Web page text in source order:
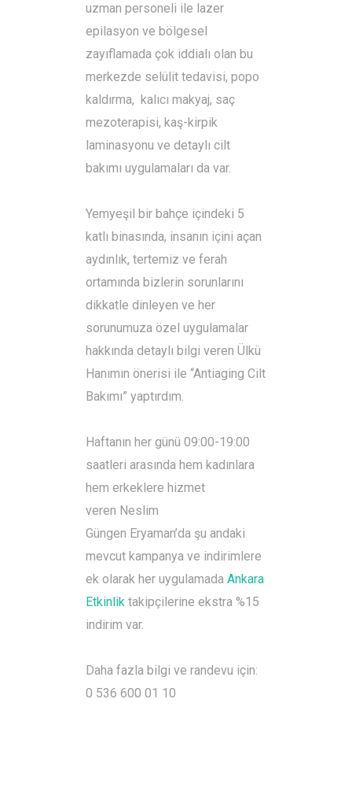
uzman personeli ile lazer
epilasyon ve bölgesel
zayıflamada çok iddialı olan bu
merkezde selülit tedavisi, popo
kaldırma, kalıcı makyaj, saç
mezoterapisi, kaş-kirpik
laminasyonu ve detaylı cilt
bakımı uygulamaları da var.
Yemyeşil bir bahçe içindeki 5
katlı binasında, insanın içini açan
aydınlık, tertemiz ve ferah
ortamında bizlerin sorunlarını
dikkatle dinleyen ve her
sorunumuza özel uygulamalar
hakkında detaylı bilgi veren Ülkü
Hanımın önerisi ile “Antiaging Cilt
Bakımı” yaptırdım.
Haftanın her günü 09:00-19:00
saatleri arasında hem kadınlara
hem erkeklere hizmet
veren Neslim
Güngen Eryaman’da şu andaki
mevcut kampanya ve indirimlere
ek olarak her uygulamada Ankara
Etkinlik takipçilerine ekstra %15
indirim var.
Daha fazla bilgi ve randevu için:
0 536 600 01 10